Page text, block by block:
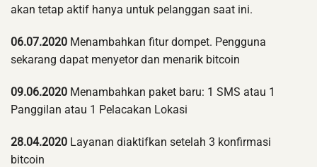
akan tetap aktif hanya untuk pelanggan saat ini.
06.07.2020 Menambahkan fitur dompet. Pengguna
sekarang dapat menyetor dan menarik bitcoin
09.06.2020 Menambahkan paket baru: 1 SMS atau 1
Panggilan atau 1 Pelacakan Lokasi
28.04.2020 Layanan diaktifkan setelah 3 konfirmasi
bitcoin